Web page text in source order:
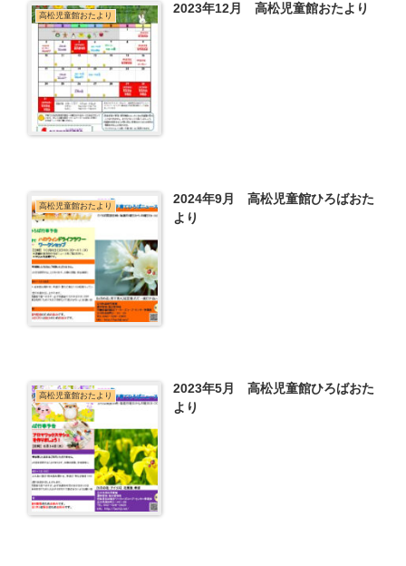
高松児童館おたより 2023年12月 高松児童館おたより
高松児童館おたより
2024年9月 高松児童館ひろばおた
より
高松児童館おたより
2023年5月 高松児童館ひろばおた
より